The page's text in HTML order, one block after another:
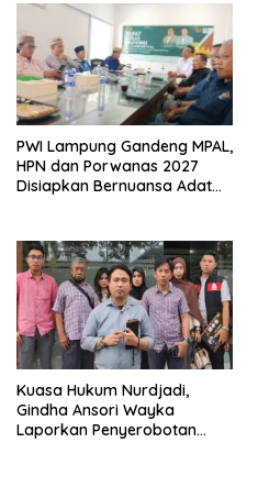
PWI Lampung Gandeng MPAL,
HPN dan Porwanas 2027
Disiapkan Bernuansa Adat
Kuasa Hukum Nurdjadi,
Gindha Ansori Wayka
Laporkan Penyerobotan